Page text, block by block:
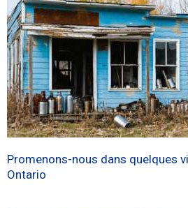
Promenons-nous dans quelques
Ontario